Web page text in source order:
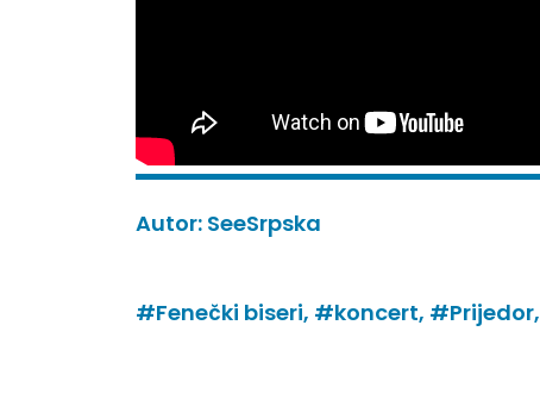
Autor: SeeSrpska
#Fenečki biseri, #koncert, #Prijedor,